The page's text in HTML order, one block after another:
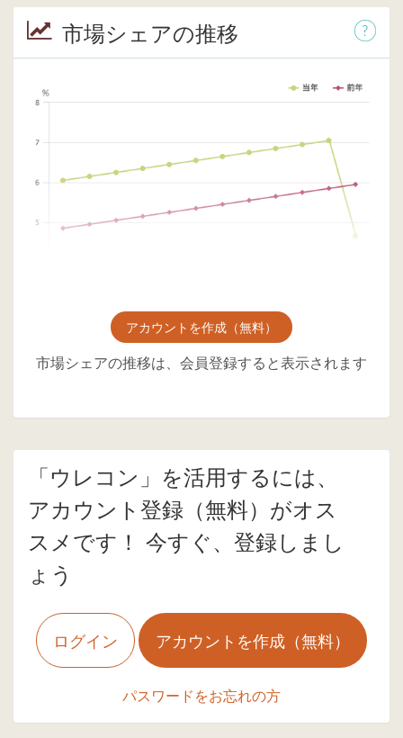
市場シェアの推移
アカウントを作成（無料）
市場シェアの推移は、会員登録すると表示されます
「ウレコン」を活用するには、
アカウント登録（無料）がオス
スメです！ 今すぐ、登録しまし
ょう
ログイン アカウントを作成（無料）
パスワードをお忘れの方